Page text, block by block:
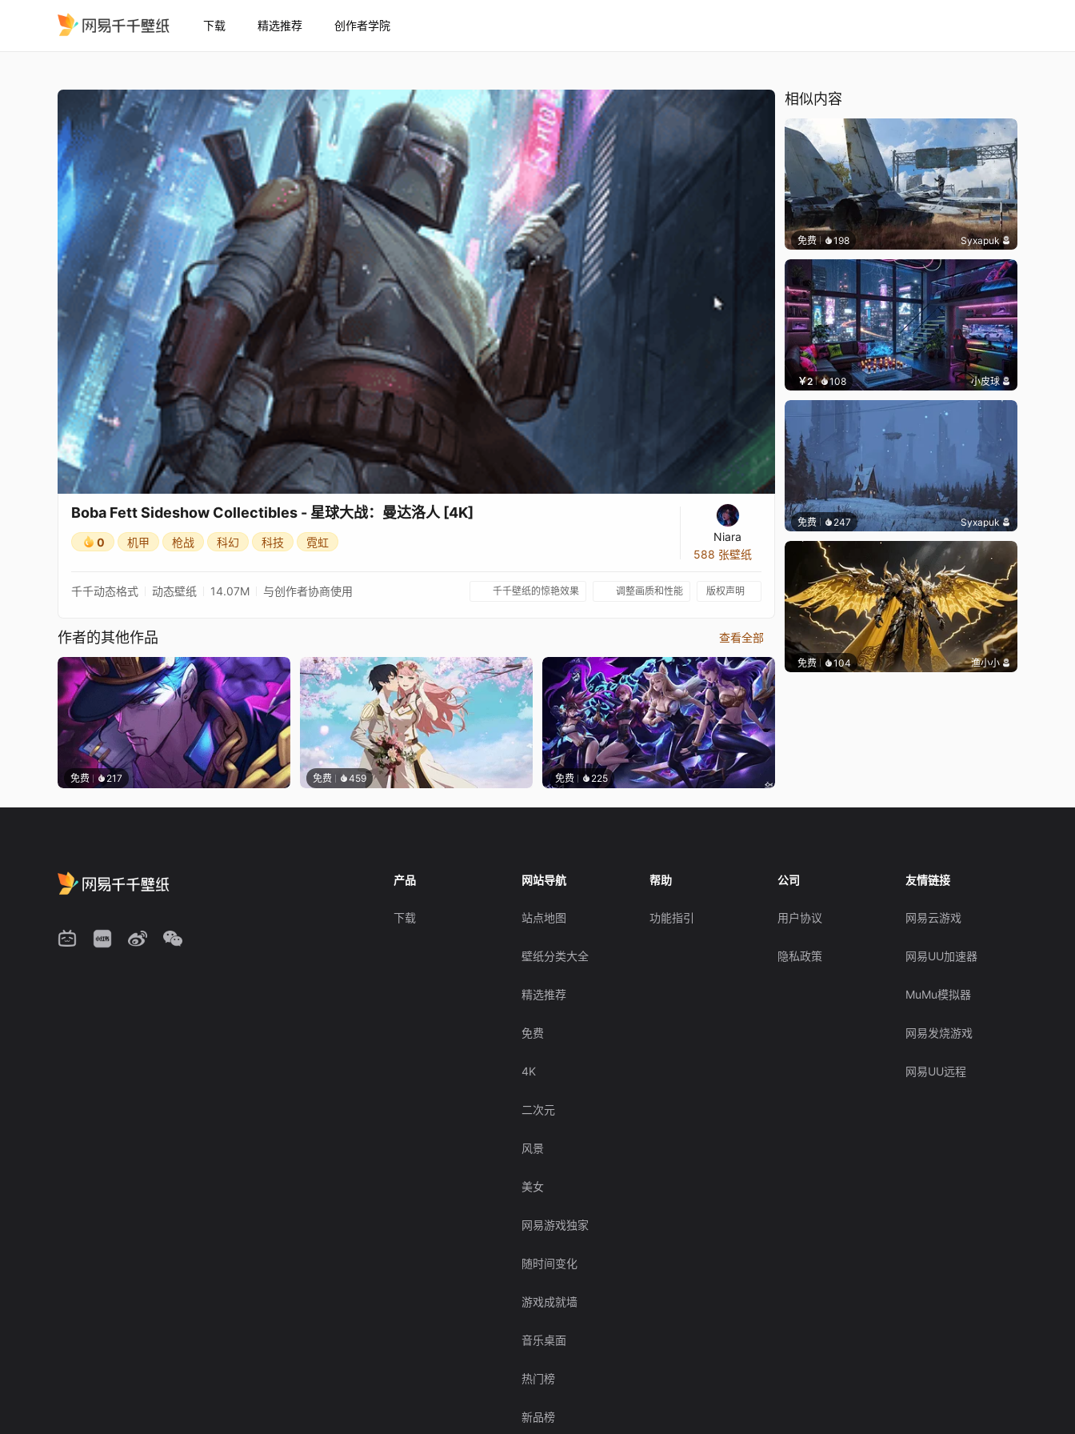
下载 精选推荐 创作者学院
Boba Fett Sideshow Collectibles - 星球大战：曼达洛人 [4K]
0 机甲 枪战 科幻 科技 霓虹
Niara
588 张壁纸
千千动态格式 动态壁纸 14.07M 与创作者协商使用 千千壁纸的惊艳效果 调整画质和性能 版权声明
作者的其他作品 查看全部
免费 217 免费 459 免费 225
相似内容
免费 198 Syxapuk
￥2 108 小皮球
免费 247 Syxapuk
免费 104 渔小小
产品
下载
网站导航
站点地图
壁纸分类大全
精选推荐
免费
4K
二次元
风景
美女
网易游戏独家
随时间变化
游戏成就墙
音乐桌面
热门榜
新品榜
帮助
功能指引
公司
用户协议
隐私政策
友情链接
网易云游戏
网易UU加速器
MuMu模拟器
网易发烧游戏
网易UU远程